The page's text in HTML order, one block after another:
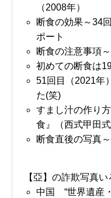
（2008年）
断食の効果～34
ポート
断食の注意事項
初めての断食は
51回目（2021年
た(笑)
すまし汁の作り
食』（西式甲田
断食直後の写真
【亞】の詐欺写真い
中国 “世界遺産